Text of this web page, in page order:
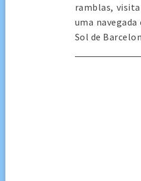
ramblas,
uma
Sol de